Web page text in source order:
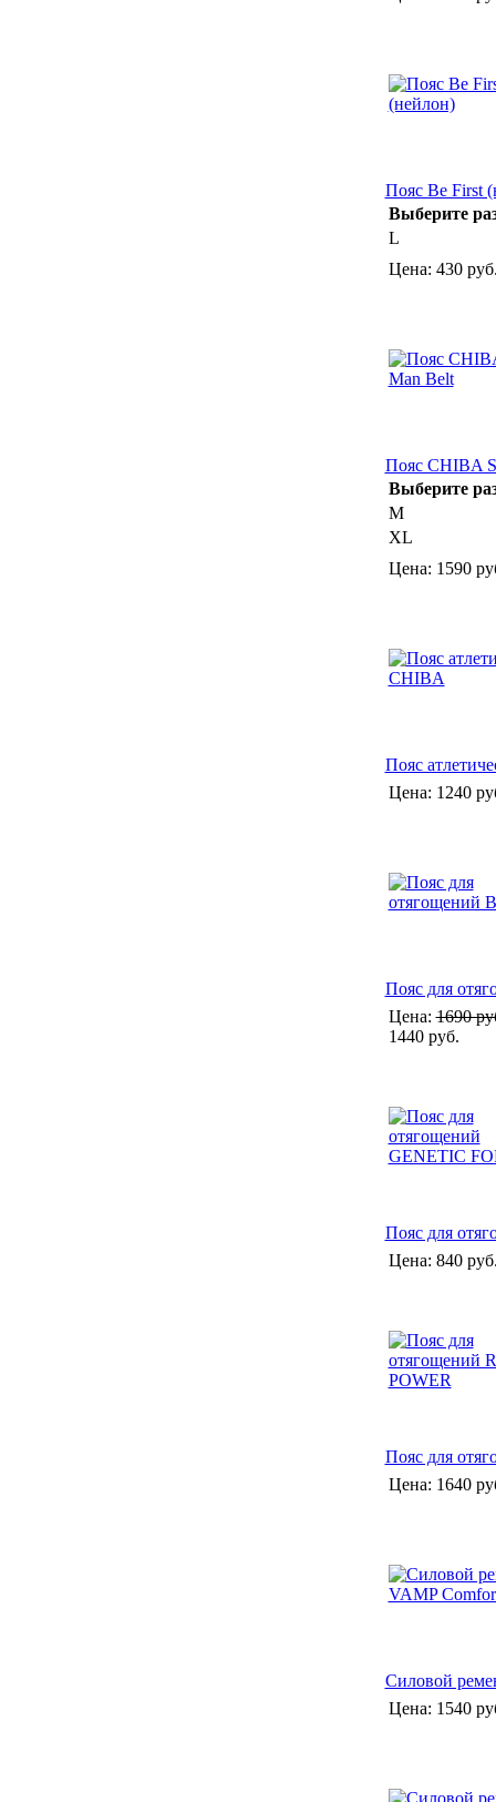
Пояс Be First
Выберите
L
Цена: 430
Пояс CHIBA
Выберите
M
XL
Цена: 1590
Пояс
Цена: 1240
Пояс для
Цена: 1690
1440 руб.
Пояс для
Цена: 840
Пояс для
Цена: 1640
Силовой
Цена: 1540